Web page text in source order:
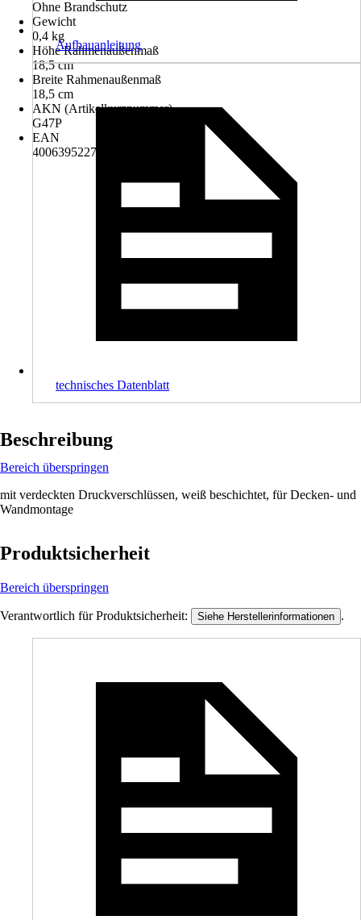
Ohne Brandschutz
Gewicht
0,4 kg
Höhe Rahmenaußenmaß
18,5 cm
Breite Rahmenaußenmaß
18,5 cm
AKN (Artikelkurznummer)
G47P
EAN
4006395227707
Aufbauanleitung
technisches Datenblatt
Beschreibung
Bereich überspringen
mit verdeckten Druckverschlüssen, weiß beschichtet, für Decken- und
Wandmontage
Produktsicherheit
Bereich überspringen
Verantwortlich für Produktsicherheit: Siehe Herstellerinformationen .